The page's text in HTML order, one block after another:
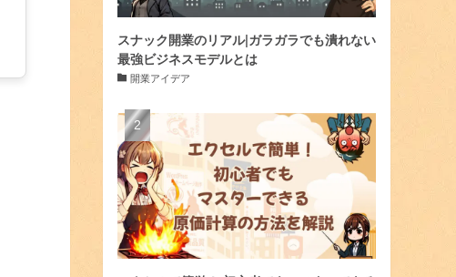
スナック開業のリアル|ガラガラでも潰れない
最強ビジネスモデルとは
開業アイデア